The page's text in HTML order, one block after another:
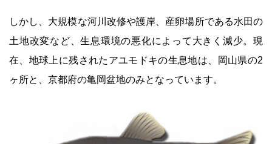
しかし、大規模な河川改修や護岸、産卵場所である水田の
土地改変など、生息環境の悪化によって大きく減少。現
在、地球上に残されたアユモドキの生息地は、岡山県の2
ヶ所と、京都府の亀岡盆地のみとなっています。